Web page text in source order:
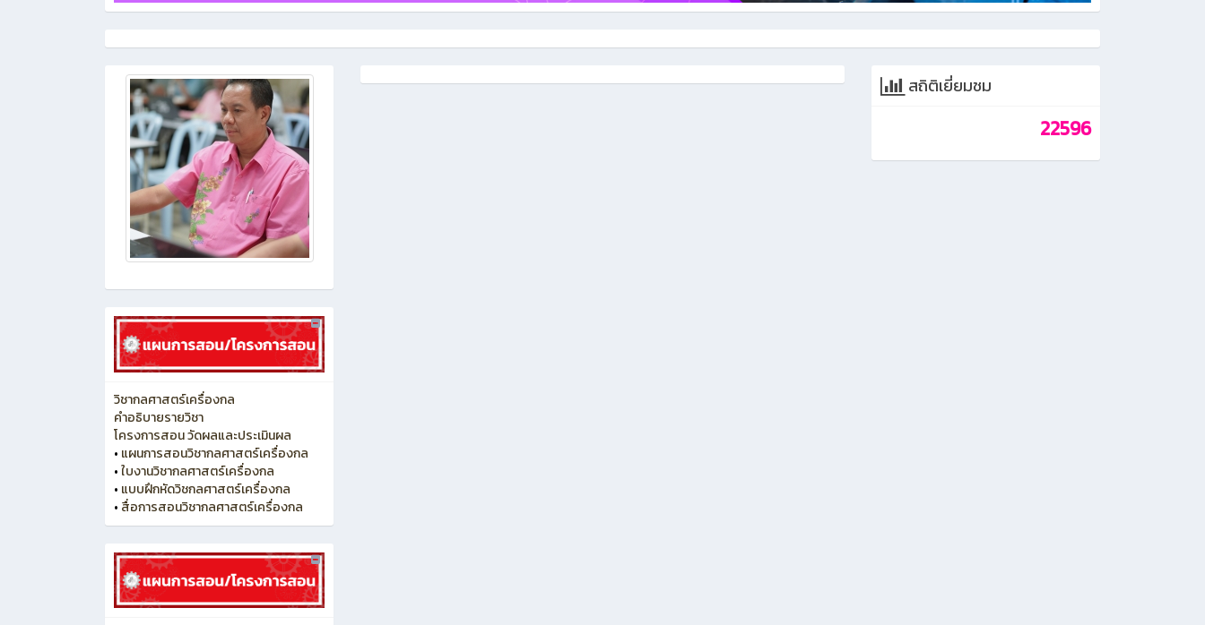
วิชากลศาสตร์เครื่องกล
คำอธิบายรายวิชา
โครงการสอน วัดผลและประเมินผล
• แผนการสอนวิชากลศาสตร์เครื่องกล
•ใบงานวิชากลศาสตร์เครื่องกล
• แบบฝึกหัดวิชกลศาสตร์เครื่องกล
• สื่อการสอนวิชากลศาสตร์เครื่องกล
สถิติเยี่ยมชม
22596